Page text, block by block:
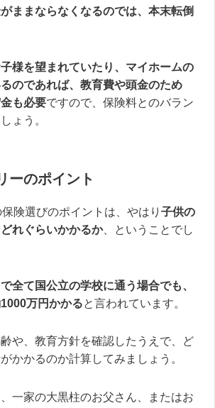
ままならなくなるのでは、本末転倒
様を望まれていたり、マイホームの
のであれば、 教育費や頭金のため
も必要ですので、保険料とのバラン
ょう。
ーのポイント
険選びのポイントは、やはり 子供の
れぐらいかかるか、ということでし
全て国公立の学校に通う場合でも、
万円かかると言われています。
や、教育方針を確認したうえで、ど
かかるのか計算してみましょう。
一家の大黒柱のお父さん、またはお